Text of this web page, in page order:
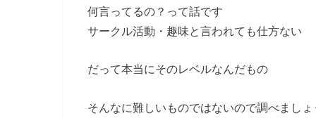
何言ってるの？って話です
サークル活動・趣味と言われても仕方ない
だって本当にそのレベルなんだもの
そんなに難しいものではないので調べましょ